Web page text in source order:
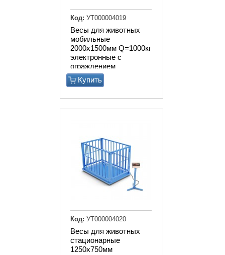
Весы для животных
мобильные
2000х1500мм Q=1000кг
электронные с
ограждением
Купить
Код: УТ000004019
Весы для животных
стационарные
1250х750мм
Код: УТ000004020